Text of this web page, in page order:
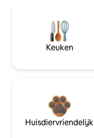
Keuken
Huisdiervriendelijk